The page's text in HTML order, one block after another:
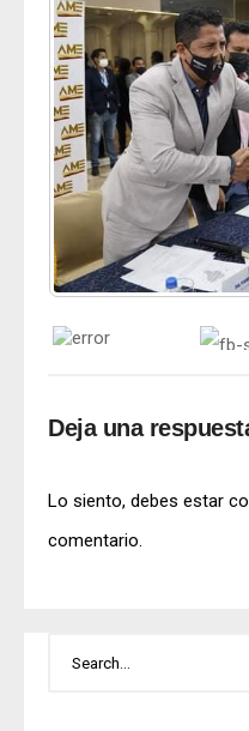
Deja una
Lo siento, debes estar
comentario.